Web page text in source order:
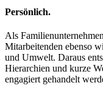
Persönlich.
Als
Mitarbeitenden ebenso
und Umwelt. Daraus
Hierarchien und kurze
engagiert gehandelt